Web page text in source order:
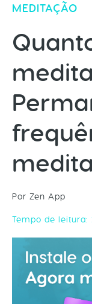
MEDITAÇÃO
Por Zen App
Tempo de leitura: